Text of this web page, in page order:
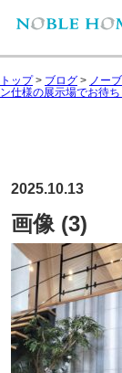
トップ> ブログ > ノー
ン仕様の展示場でお待
2025.10.13
画像 (3)